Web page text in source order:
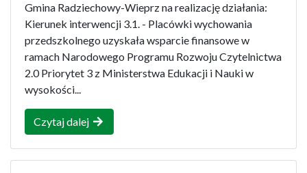
Gmina Radziechowy-Wieprz na realizację działania:
Kierunek interwencji 3.1. - Placówki wychowania
przedszkolnego uzyskała wsparcie finansowe w
ramach Narodowego Programu Rozwoju Czytelnictwa
2.0 Priorytet 3 z Ministerstwa Edukacji i Nauki w
wysokości...
Czytaj dalej